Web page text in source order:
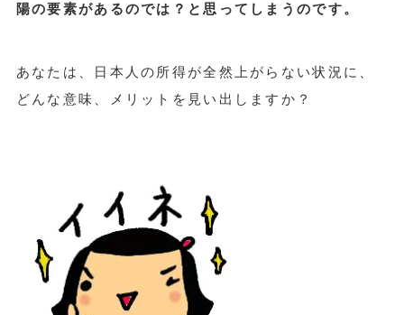
陽の要素があるのでは？と思ってしまうのです。
あなたは、日本人の所得が全然上がらない状況に、
どんな意味、メリットを見い出しますか？